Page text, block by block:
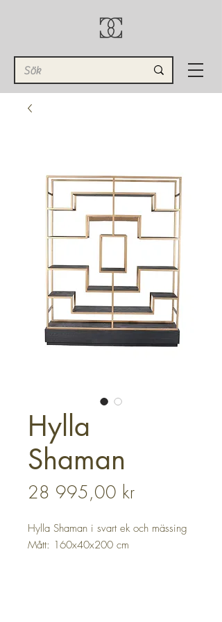
Hylla
Shaman
28 995,00 krPris
Hylla Shaman i svart ek och mässing
Mått: 160x40x200 cm